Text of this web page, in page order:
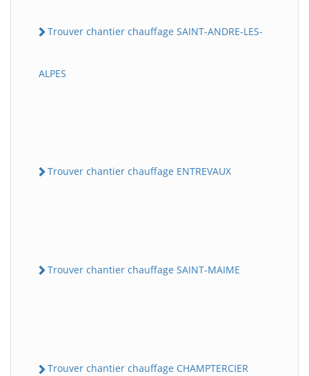
Trouver chantier chauffage SAINT-ANDRE-LES-
ALPES
Trouver chantier chauffage ENTREVAUX
Trouver chantier chauffage SAINT-MAIME
Trouver chantier chauffage CHAMPTERCIER